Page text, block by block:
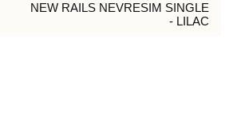
NEW RAILS NEVRESIM SINGLE
- LILAC